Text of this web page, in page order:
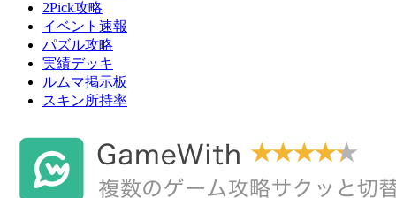
2Pick攻略
イベント速報
パズル攻略
実績デッキ
ルムマ掲示板
スキン所持率